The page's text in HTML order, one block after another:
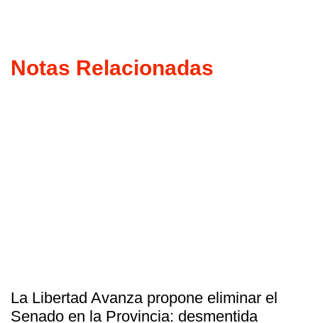
Notas Relacionadas
La Libertad Avanza propone eliminar el
Senado en la Provincia: desmentida